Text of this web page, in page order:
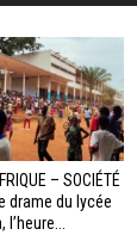
– SOCIÉTÉ
drame du lycée
l’heure...